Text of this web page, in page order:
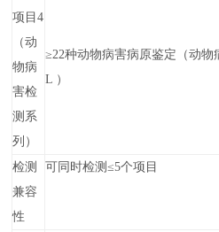
项目4
（动
物病
害检
测系
列）
≥22种动物病害病原鉴定（动
L ）
检测
兼容
性
可同时检测≤5个项目